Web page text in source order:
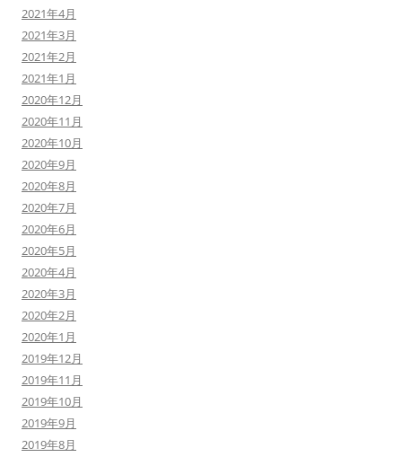
2021年4月
2021年3月
2021年2月
2021年1月
2020年12月
2020年11月
2020年10月
2020年9月
2020年8月
2020年7月
2020年6月
2020年5月
2020年4月
2020年3月
2020年2月
2020年1月
2019年12月
2019年11月
2019年10月
2019年9月
2019年8月